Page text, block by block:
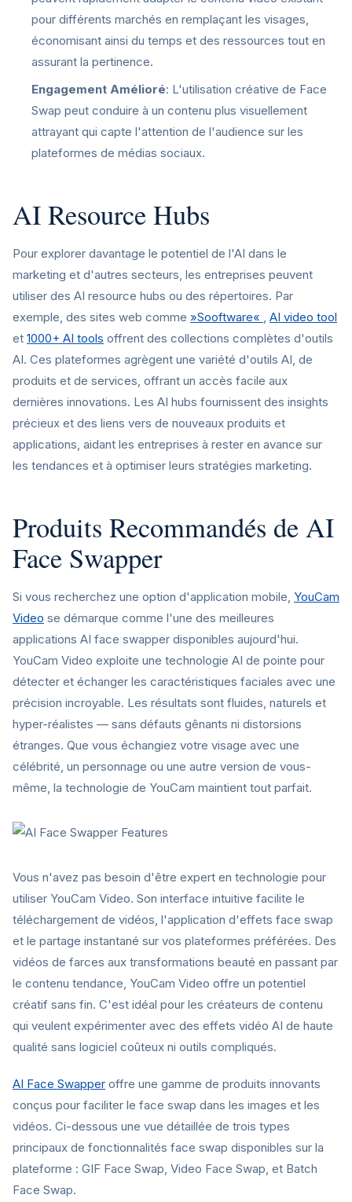
pour différents marchés en remplaçant les visages,
économisant ainsi du temps et des ressources tout en
assurant la pertinence.
Engagement Amélioré: L'utilisation créative de Face
Swap peut conduire à un contenu plus visuellement
attrayant qui capte l'attention de l'audience sur les
plateformes de médias sociaux.
AI Resource Hubs
Pour explorer davantage le potentiel de l'AI dans le
marketing et d'autres secteurs, les entreprises peuvent
utiliser des AI resource hubs ou des répertoires. Par
exemple, des sites web comme »Sooftware« , AI video tool
et 1000+ AI tools offrent des collections complètes d'outils
AI. Ces plateformes agrègent une variété d'outils AI, de
produits et de services, offrant un accès facile aux
dernières innovations. Les AI hubs fournissent des insights
précieux et des liens vers de nouveaux produits et
applications, aidant les entreprises à rester en avance sur
les tendances et à optimiser leurs stratégies marketing.
Produits Recommandés de AI
Face Swapper
Si vous recherchez une option d'application mobile, YouCam
Video se démarque comme l'une des meilleures
applications AI face swapper disponibles aujourd'hui.
YouCam Video exploite une technologie AI de pointe pour
détecter et échanger les caractéristiques faciales avec une
précision incroyable. Les résultats sont fluides, naturels et
hyper-réalistes — sans défauts gênants ni distorsions
étranges. Que vous échangiez votre visage avec une
célébrité, un personnage ou une autre version de vous-
même, la technologie de YouCam maintient tout parfait.
Vous n'avez pas besoin d'être expert en technologie pour
utiliser YouCam Video. Son interface intuitive facilite le
téléchargement de vidéos, l'application d'effets face swap
et le partage instantané sur vos plateformes préférées. Des
vidéos de farces aux transformations beauté en passant par
le contenu tendance, YouCam Video offre un potentiel
créatif sans fin. C'est idéal pour les créateurs de contenu
qui veulent expérimenter avec des effets vidéo AI de haute
qualité sans logiciel coûteux ni outils compliqués.
AI Face Swapper offre une gamme de produits innovants
conçus pour faciliter le face swap dans les images et les
vidéos. Ci-dessous une vue détaillée de trois types
principaux de fonctionnalités face swap disponibles sur la
plateforme : GIF Face Swap, Video Face Swap, et Batch
Face Swap.